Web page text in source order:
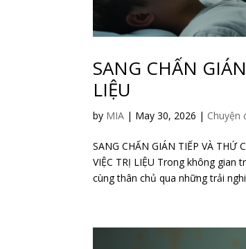
SANG CHẤN
LIỆU
by MIA | May 30, 2026 | Chuyện
SANG CHẤN GIÁN TIẾP VÀ THỨ
VIỆC TRỊ LIỆU Trong không
cùng thân chủ qua những trải